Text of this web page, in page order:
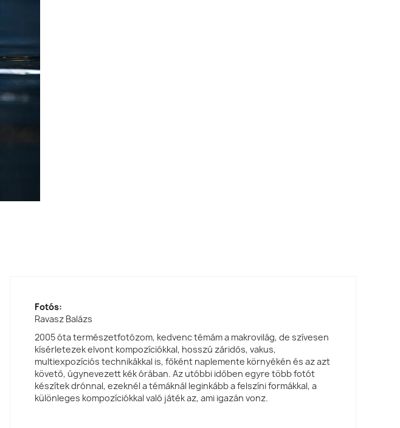
Fotós:
Ravasz Balázs
2005 óta természetfotózom, kedvenc témám a makrovilág, de szívesen
kísérletezek elvont kompozíciókkal, hosszú záridős, vakus,
multiexpozíciós technikákkal is, főként naplemente környékén és az azt
követő, úgynevezett kék órában. Az utóbbi időben egyre több fotót
készítek drónnal, ezeknél a témáknál leginkább a felszíni formákkal, a
különleges kompozíciókkal való játék az, ami igazán vonz.